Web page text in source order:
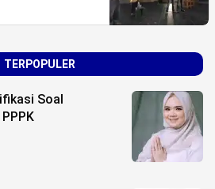
TERPOPULER
Soal